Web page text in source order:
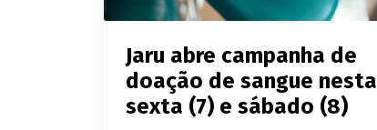
Jaru abre campanha de
doação de sangue nesta
sexta (7) e sábado (8)